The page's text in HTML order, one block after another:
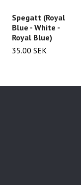
Spegatt (Royal
Blue - White -
Royal Blue)
35.00 SEK